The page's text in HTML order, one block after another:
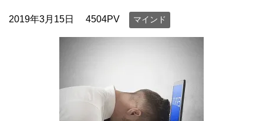
2019年3月15日 4504PV マインド